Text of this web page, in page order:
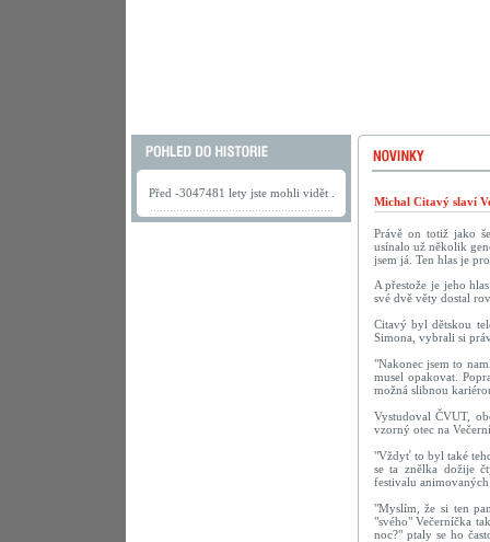
Před -3047481 lety jste mohli vidět .
Michal Citavý slaví
Právě on totiž jako
usínalo už několik
jsem já. Ten hlas je
A přestože je jeho
své dvě věty dostal
Citavý byl dětskou
Simona, vybrali si
"Nakonec jsem to
musel opakovat.
možná slibnou
Vystudoval ČVUT,
vzorný otec na
"Vždyť to byl také
se ta znělka dožije
festivalu
"Myslím, že si ten
"svého" Večerníčka
noc?" ptaly se ho